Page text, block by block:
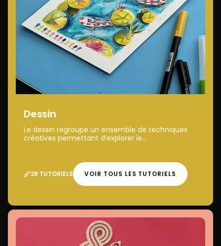
Dessin
Le dessin regroupe un ensemble de techniques
créatives permettant d’explorer le...
28 TUTORIELS VOIR TOUS LES TUTORIELS